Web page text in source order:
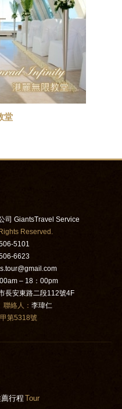
鴿教堂
司 GiantsTravel Service
Reserved.
5101
6623
– 18：00pm
長安東路二段112號4F
聯絡人： 李瑋仁
第5318號
行程 Tour